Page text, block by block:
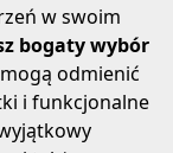
w swoim
bogaty wybór
odmienić
i funkcjonalne